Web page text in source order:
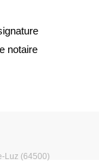
notaire
Luz (64500)